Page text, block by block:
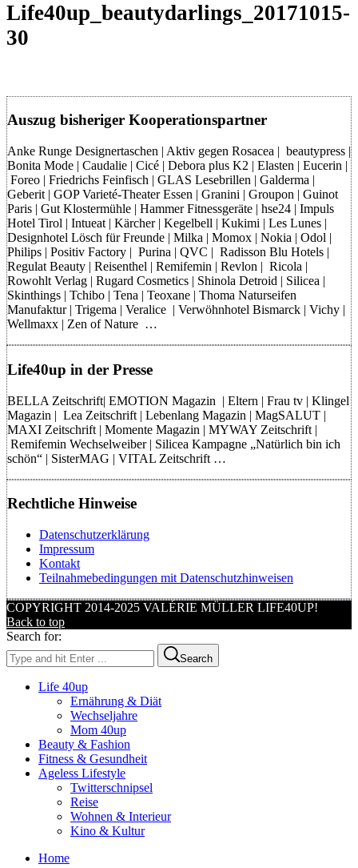
Life40up_beautydarlings_20171015-
30
Auszug bisheriger Kooperationspartner
Anke Runge Designertaschen | Aktiv gegen Rosacea | beautypress |
Bonita Mode | Caudalie | Cicé | Debora plus K2 | Elasten | Eucerin |
Foreo | Friedrichs Feinfisch | GLAS Lesebrillen | Galderma |
Geberit | GOP Varieté-Theater Essen | Granini | Groupon | Guinot
Paris | Gut Klostermühle | Hammer Fitnessgeräte | hse24 | Impuls
Hotel Tirol | Intueat | Kärcher | Kegelbell | Kukimi | Les Lunes |
Designhotel Lösch für Freunde | Milka | Momox | Nokia | Odol |
Philips | Positiv Factory | Purina | QVC | Radisson Blu Hotels |
Regulat Beauty | Reisenthel | Remifemin | Revlon | Ricola |
Rowohlt Verlag | Rugard Cosmetics | Shinola Detroid | Silicea |
Skinthings | Tchibo | Tena | Teoxane | Thoma Naturseifen
Manufaktur | Trigema | Veralice | Verwöhnhotel Bismarck | Vichy |
Wellmaxx | Zen of Nature …
Life40up in der Presse
BELLA Zeitschrift| EMOTION Magazin | Eltern | Frau tv | Klingel
Magazin | Lea Zeitschrift | Lebenlang Magazin | MagSALUT |
MAXI Zeitschrift | Momente Magazin | MYWAY Zeitschrift |
Remifemin Wechselweiber | Silicea Kampagne „Natürlich bin ich
schön“ | SisterMAG | VITAL Zeitschrift …
Rechtliche Hinweise
Datenschutzerklärung
Impressum
Kontakt
Teilnahmebedingungen mit Datenschutzhinweisen
COPYRIGHT 2014-2025 VALÉRIE MÜLLER LIFE40UP!
Back to top
Search for:
Search
Life 40up
Ernährung & Diät
Wechseljahre
Mom 40up
Beauty & Fashion
Fitness & Gesundheit
Ageless Lifestyle
Twitterschnipsel
Reise
Wohnen & Interieur
Kino & Kultur
Home